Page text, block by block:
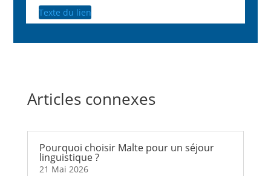
Texte du lien
Articles connexes
Pourquoi choisir Malte pour un séjour
linguistique ?
21 Mai 2026